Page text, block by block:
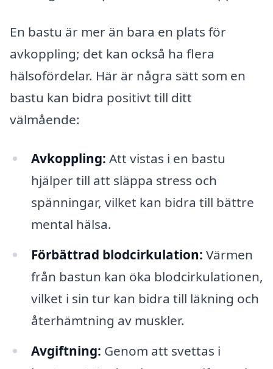
En bastu är mer än bara en plats för
avkoppling; det kan också ha flera
hälsofördelar. Här är några sätt som en
bastu kan bidra positivt till ditt
välmående:
Avkoppling: Att vistas i en bastu
hjälper till att släppa stress och
spänningar, vilket kan bidra till bättre
mental hälsa.
Förbättrad blodcirkulation: Värmen
från bastun kan öka blodcirkulationen,
vilket i sin tur kan bidra till läkning och
återhämtning av muskler.
Avgiftning: Genom att svettas i